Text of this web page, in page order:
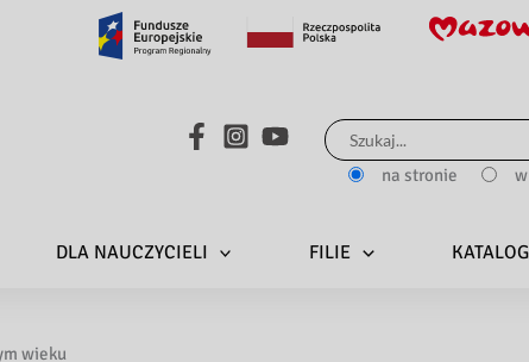
Search...
na stronie
DLA NAUCZYCIELI FILIE
wieku